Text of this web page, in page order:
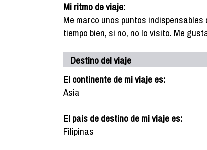
Mi ritmo de viaje:
Me marco unos puntos
tiempo bien, si no, no lo visito. Me
Destino del viaje
El continente de mi viaje es:
Asia
El pais de destino de mi viaje es:
Filipinas